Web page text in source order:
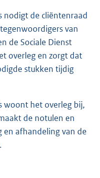
nodigt de cliëntenraad
van
de Sociale Dienst
overleg en zorgt dat
stukken tijdig
woont het overleg bij,
de notulen en
afhandeling van de